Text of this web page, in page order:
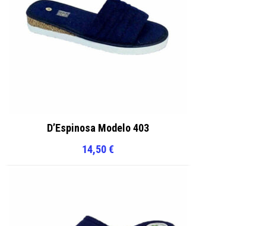
D’Espinosa Modelo 403
14,50€